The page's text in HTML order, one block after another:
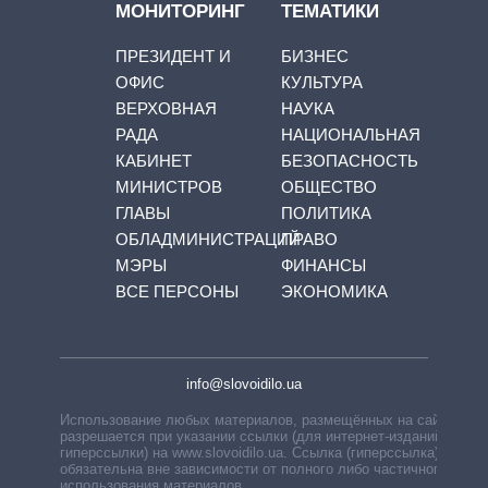
МОНИТОРИНГ
ПРЕЗИДЕНТ И
ОФИС
ВЕРХОВНАЯ
РАДА
КАБИНЕТ
МИНИСТРОВ
ГЛАВЫ
ОБЛАДМИНИСТРАЦИЙ
МЭРЫ
ВСЕ ПЕРСОНЫ
ТЕМАТИКИ
БИЗНЕС
КУЛЬТУРА
НАУКА
НАЦИОНАЛЬНАЯ
БЕЗОПАСНОСТЬ
ОБЩЕСТВО
ПОЛИТИКА
ПРАВО
ФИНАНСЫ
ЭКОНОМИКА
info@slovoidilo.ua
Использование любых материалов, размещённых на сайте,
разрешается при указании ссылки (для интернет-изданий —
гиперссылки) на www.slovoidilo.ua. Ссылка (гиперссылка)
обязательна вне зависимости от полного либо частичного